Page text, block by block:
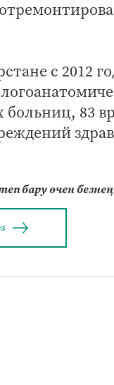
с 2012
больниц, 83
бару өчен